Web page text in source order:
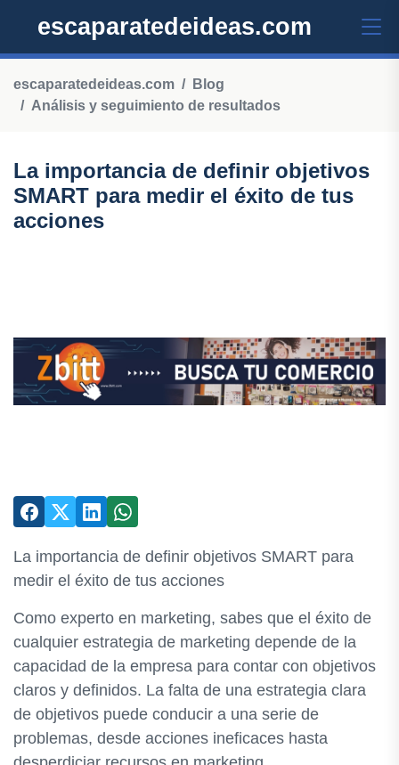
escaparatedeideas.com
escaparatedeideas.com
Blog
Análisis y seguimiento de resultados
La importancia de definir objetivos
SMART para medir el éxito de tus
acciones
La importancia de definir objetivos SMART para
medir el éxito de tus acciones
Como experto en marketing, sabes que el éxito de
cualquier estrategia de marketing depende de la
capacidad de la empresa para contar con objetivos
claros y definidos. La falta de una estrategia clara
de objetivos puede conducir a una serie de
problemas, desde acciones ineficaces hasta